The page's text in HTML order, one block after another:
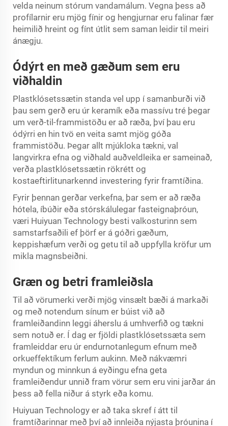
velda neinum stórum vandamálum. Vegna þess að
profílarnir eru mjög fínir og hengjurnar eru falinar fær
heimilið hreint og fínt útlit sem saman leidir til meiri
ánægju.
Ódýrt en með gæðum sem eru
viðhaldin
Plastklósetssætin standa vel upp í samanburði við
þau sem gerð eru úr keramík eða massívu tré þegar
um verð-til-frammistöðu er að ræða, því þau eru
ódýrri en hin tvö en veita samt mjög góða
frammistöðu. Þegar allt mjúkloka tækni, val
langvirkra efna og viðhald auðveldleika er sameinað,
verða plastklósetssætin rökrétt og
kostaeftirlitunarkennd investering fyrir framtíðina.
Fyrir þennan gerðar verkefna, þar sem er að ræða
hótela, íbúðir eða stórskálulegar fasteignaþróun,
væri Huiyuan Technology besti valkosturinn sem
samstarfsaðili ef þörf er á góðri gæðum,
keppishæfum verði og getu til að uppfylla kröfur um
mikla magnsbeiðni.
Græn og betri framleiðsla
Til að vörumerki verði mjög vinsælt bæði á markaði
og með notendum sínum er búist við að
framleiðandinn leggi áherslu á umhverfið og tækni
sem notuð er. Í dag er fjöldi plastklósetssæta sem
framleiddar eru úr endurnotanlegum efnum með
orkueffektíkum ferlum aukinn. Með nákvæmri
myndun og minnkun á eyðingu efna geta
framleiðendur unnið fram vörur sem eru vini jarðar án
þess að fella niður á styrk eða komu.
Huiyuan Technology er að taka skref í átt til
framtíðarinnar með því að innleiða nýjasta þróunina í